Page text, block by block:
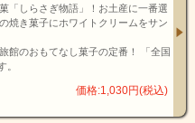
件の中に【肉質等級A・Bであ
その中の最高ランクとなるA5
は食べられない」と言われる
「しらさぎ物語」！お土産に一番選
焼き菓子にホワイトクリームをサン
館のおもてなし菓子の定番！ 「全国
。
価格:1,030円(税込)